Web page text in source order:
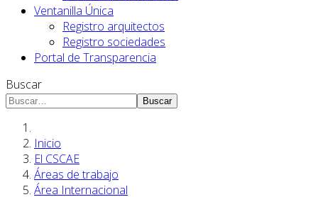
Ventanilla Única
Registro arquitectos
Registro sociedades
Portal de Transparencia
Buscar
Buscar
Inicio
El CSCAE
Áreas de trabajo
Área Internacional